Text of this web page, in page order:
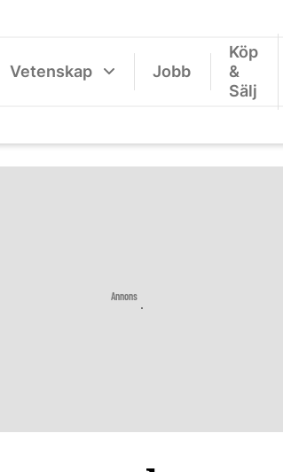
Vetenskap Jobb
Köp
&
Sälj
Annons